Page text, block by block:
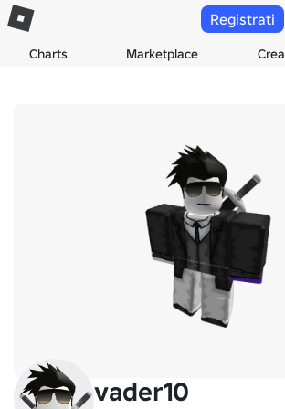
Charts Marketplace Crea
Registrati
vader10